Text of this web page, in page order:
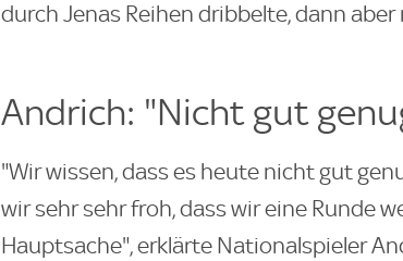
durch Jenas Reihen dribbelte, dann
Andrich: "Nicht gut
"Wir wissen, dass es heute nicht gut
wir sehr sehr froh, dass wir eine Runde
Hauptsache", erklärte Nationalspieler